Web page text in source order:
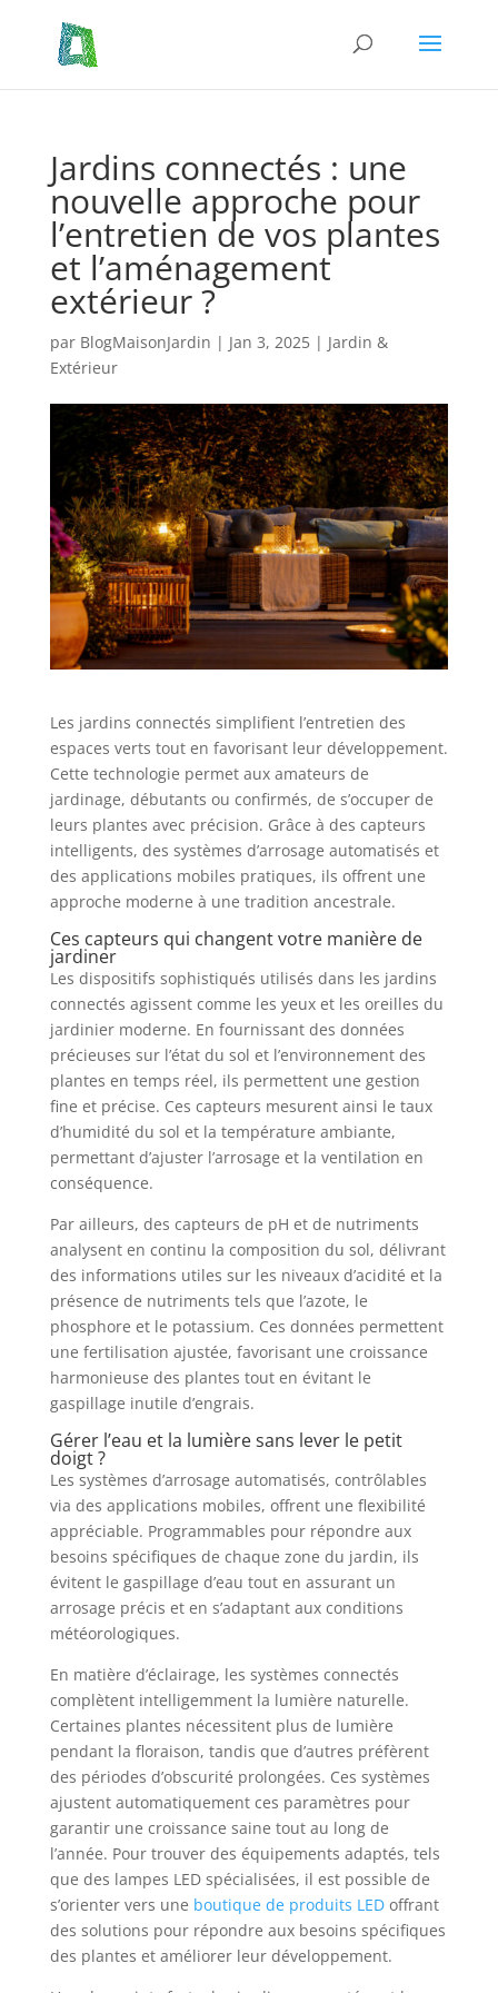
Jardins connectés : une
nouvelle approche pour
l’entretien de vos plantes
et l’aménagement
extérieur ?
par BlogMaisonJardin | Jan 3, 2025| Jardin &
Extérieur
Les jardins connectés simplifient l’entretien des
espaces verts tout en favorisant leur développement.
Cette technologie permet aux amateurs de
jardinage, débutants ou confirmés, de s’occuper de
leurs plantes avec précision. Grâce à des capteurs
intelligents, des systèmes d’arrosage automatisés et
des applications mobiles pratiques, ils offrent une
approche moderne à une tradition ancestrale.
Ces capteurs qui changent votre manière de
jardiner
Les dispositifs sophistiqués utilisés dans les jardins
connectés agissent comme les yeux et les oreilles du
jardinier moderne. En fournissant des données
précieuses sur l’état du sol et l’environnement des
plantes en temps réel, ils permettent une gestion
fine et précise. Ces capteurs mesurent ainsi le taux
d’humidité du sol et la température ambiante,
permettant d’ajuster l’arrosage et la ventilation en
conséquence.
Par ailleurs, des capteurs de pH et de nutriments
analysent en continu la composition du sol, délivrant
des informations utiles sur les niveaux d’acidité et la
présence de nutriments tels que l’azote, le
phosphore et le potassium. Ces données permettent
une fertilisation ajustée, favorisant une croissance
harmonieuse des plantes tout en évitant le
gaspillage inutile d’engrais.
Gérer l’eau et la lumière sans lever le petit
doigt ?
Les systèmes d’arrosage automatisés, contrôlables
via des applications mobiles, offrent une flexibilité
appréciable. Programmables pour répondre aux
besoins spécifiques de chaque zone du jardin, ils
évitent le gaspillage d’eau tout en assurant un
arrosage précis et en s’adaptant aux conditions
météorologiques.
En matière d’éclairage, les systèmes connectés
complètent intelligemment la lumière naturelle.
Certaines plantes nécessitent plus de lumière
pendant la floraison, tandis que d’autres préfèrent
des périodes d’obscurité prolongées. Ces systèmes
ajustent automatiquement ces paramètres pour
garantir une croissance saine tout au long de
l’année. Pour trouver des équipements adaptés, tels
que des lampes LED spécialisées, il est possible de
s’orienter vers une boutique de produits LEDoffrant
des solutions pour répondre aux besoins spécifiques
des plantes et améliorer leur développement.